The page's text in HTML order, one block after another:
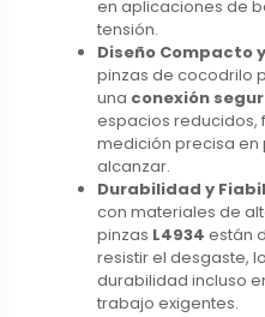
en aplicaciones de
tensión.
Diseño Compacto
pinzas de cocodrilo
una conexión
espacios reducidos,
medición precisa en
alcanzar.
Durabilidad y
con materiales de
pinzas L4934 están
resistir el desgaste,
durabilidad incluso
trabajo exigentes.